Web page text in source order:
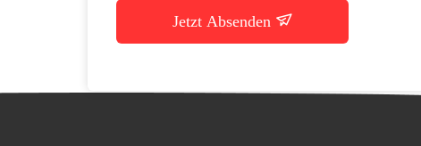
Jetzt Absenden